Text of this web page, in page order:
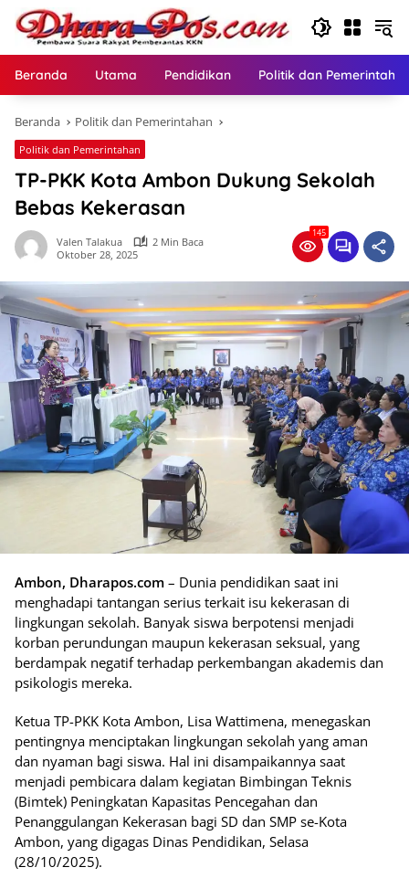
Langsung
konten
Beranda Utama Pendidikan Politik dan
Beranda Politik dan Pemerintahan
Politik dan Pemerintahan
TP-PKK Kota Ambon Dukung Sekolah
Bebas Kekerasan
Valen Talakua
2 Min Baca
Oktober 28, 2025
145
Ambon, Dharapos.com – Dunia pendidikan saat ini
menghadapi tantangan serius terkait isu kekerasan di
lingkungan sekolah. Banyak siswa berpotensi menjadi
korban perundungan maupun kekerasan seksual, yang
berdampak negatif terhadap perkembangan akademis dan
psikologis mereka.
Ketua TP-PKK Kota Ambon, Lisa Wattimena, menegaskan
pentingnya menciptakan lingkungan sekolah yang aman
dan nyaman bagi siswa. Hal ini disampaikannya saat
menjadi pembicara dalam kegiatan Bimbingan Teknis
(Bimtek) Peningkatan Kapasitas Pencegahan dan
Penanggulangan Kekerasan bagi SD dan SMP se-Kota
Ambon, yang digagas Dinas Pendidikan, Selasa
(28/10/2025).